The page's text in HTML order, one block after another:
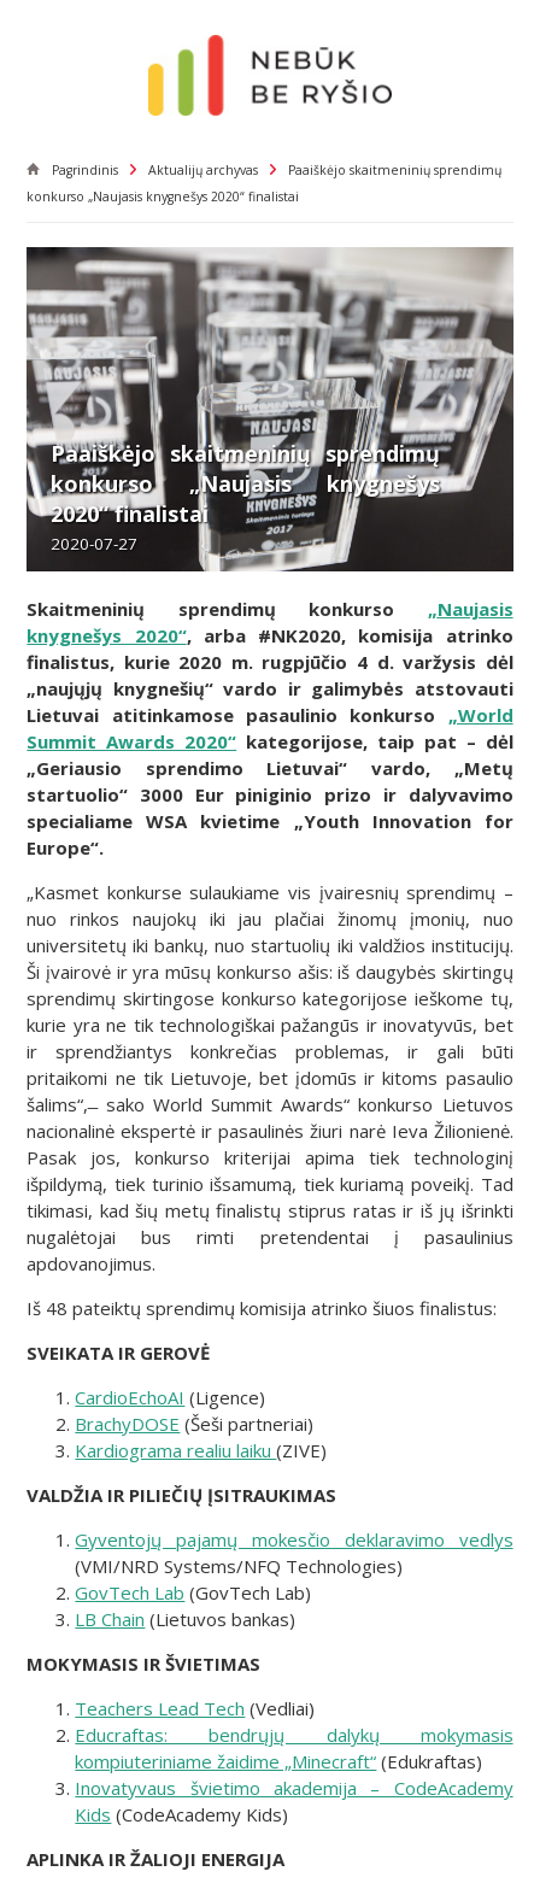
Pagrindinis Aktualijų archyvas
Paaiškėjo skaitmeninių sprendimų
konkurso „Naujasis knygnešys 2020“ finalistai
Paaiškėjo skaitmeninių sprendimų
konkurso „Naujasis knygnešys
2020“ finalistai
2020-07-27
Skaitmeninių sprendimų konkurso „Naujasis
knygnešys 2020“, arba #NK2020, komisija atrinko
finalistus, kurie 2020 m. rugpjūčio 4 d. varžysis dėl
„naujųjų knygnešių“ vardo ir galimybės atstovauti
Lietuvai atitinkamose pasaulinio konkurso „World
Summit Awards 2020“ kategorijose, taip pat – dėl
„Geriausio sprendimo Lietuvai“ vardo, „Metų
startuolio“ 3000 Eur piniginio prizo ir dalyvavimo
specialiame WSA kvietime „Youth Innovation for
Europe“.
„Kasmet konkurse sulaukiame vis įvairesnių sprendimų –
nuo rinkos naujokų iki jau plačiai žinomų įmonių, nuo
universitetų iki bankų, nuo startuolių iki valdžios institucijų.
Ši įvairovė ir yra mūsų konkurso ašis: iš daugybės skirtingų
sprendimų skirtingose konkurso kategorijose ieškome tų,
kurie yra ne tik technologiškai pažangūs ir inovatyvūs, bet
ir sprendžiantys konkrečias problemas, ir gali būti
pritaikomi ne tik Lietuvoje, bet įdomūs ir kitoms pasaulio
šalims“, ̶ sako World Summit Awards“ konkurso Lietuvos
nacionalinė ekspertė ir pasaulinės žiuri narė Ieva Žilionienė.
Pasak jos, konkurso kriterijai apima tiek technologinį
išpildymą, tiek turinio išsamumą, tiek kuriamą poveikį. Tad
tikimasi, kad šių metų finalistų stiprus ratas ir iš jų išrinkti
nugalėtojai bus rimti pretendentai į pasaulinius
apdovanojimus.
Iš 48 pateiktų sprendimų komisija atrinko šiuos finalistus:
SVEIKATA IR GEROVĖ
CardioEchoAI (Ligence)
BrachyDOSE (Šeši partneriai)
Kardiograma realiu laiku(ZIVE)
VALDŽIA IR PILIEČIŲ ĮSITRAUKIMAS
Gyventojų pajamų mokesčio deklaravimo vedlys
(VMI/NRD Systems/NFQ Technologies)
GovTech Lab (GovTech Lab)
LB Chain (Lietuvos bankas)
MOKYMASIS IR ŠVIETIMAS
Teachers Lead Tech (Vedliai)
Educraftas: bendrųjų dalykų mokymasis
kompiuteriniame žaidime „Minecraft“ (Edukraftas)
Inovatyvaus švietimo akademija – CodeAcademy
Kids (CodeAcademy Kids)
APLINKA IR ŽALIOJI ENERGIJA